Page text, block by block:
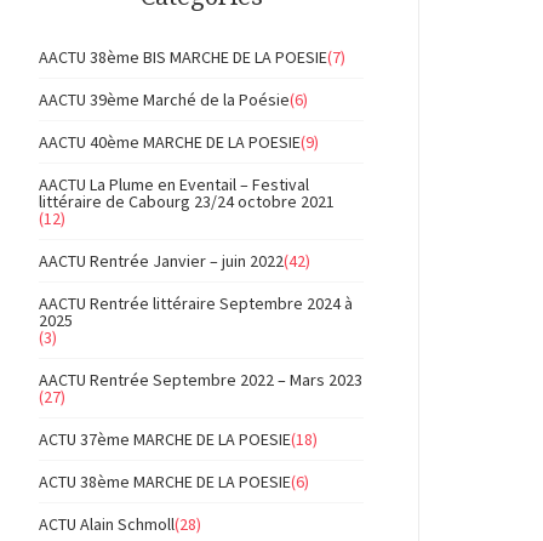
AACTU 38ème BIS MARCHE DE LA POESIE(7)
AACTU 39ème Marché de la Poésie(6)
AACTU 40ème MARCHE DE LA POESIE(9)
AACTU La Plume en Eventail – Festival
littéraire de Cabourg 23/24 octobre 2021
(12)
AACTU Rentrée Janvier – juin 2022(42)
AACTU Rentrée littéraire Septembre 2024 à
2025
(3)
AACTU Rentrée Septembre 2022 – Mars 2023
(27)
ACTU 37ème MARCHE DE LA POESIE(18)
ACTU 38ème MARCHE DE LA POESIE(6)
ACTU Alain Schmoll(28)